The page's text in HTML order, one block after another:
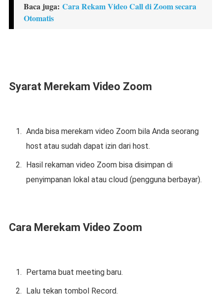
Baca juga: Cara Rekam Video Call di Zoom secara
Otomatis
Syarat Merekam Video Zoom
Anda bisa merekam video Zoom bila Anda seorang
host atau sudah dapat izin dari host.
Hasil rekaman video Zoom bisa disimpan di
penyimpanan lokal atau cloud (pengguna berbayar).
Cara Merekam Video Zoom
Pertama buat meeting baru.
Lalu tekan tombol Record.